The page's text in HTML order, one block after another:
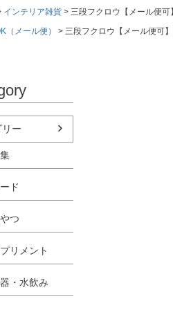
インテリア雑貨
三段フクロウ【メール便可
（メール便） 三段フクロウ【メール便可】
ー
ド
つ
リメント
・水飲み